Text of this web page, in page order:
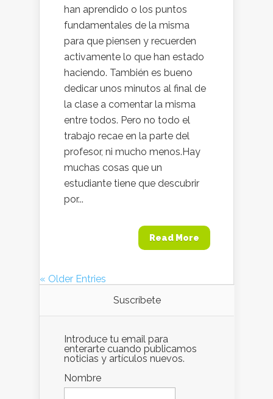
han aprendido o los puntos
fundamentales de la misma
para que piensen y recuerden
activamente lo que han estado
haciendo. También es bueno
dedicar unos minutos al final de
la clase a comentar la misma
entre todos. Pero no todo el
trabajo recae en la parte del
profesor, ni mucho menos.Hay
muchas cosas que un
estudiante tiene que descubrir
por...
Read More
« Older Entries
Suscríbete
Introduce tu email para
enterarte cuando publicamos
noticias y artículos nuevos.
Nombre